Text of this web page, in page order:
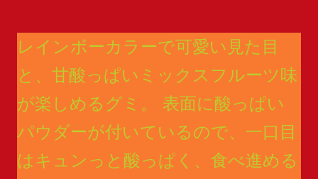
レインボーカラーで可愛い見た目
と、甘酸っぱいミックスフルーツ味
が楽しめるグミ。 表面に酸っぱい
パウダーが付いているので、一口目
はキュンっと酸っぱく、食べ進める